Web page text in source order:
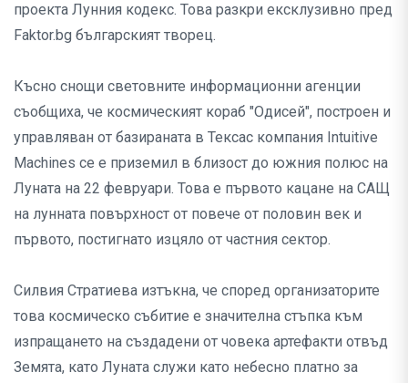
проекта Лунния кодекс. Това разкри ексклузивно пред
Faktor.bg българският творец.
Късно снощи световните информационни агенции
съобщиха, че космическият кораб "Одисей", построен и
управляван от базираната в Тексас компания Intuitive
Machines се е приземил в близост до южния полюс на
Луната на 22 февруари. Това е първото кацане на САЩ
на лунната повърхност от повече от половин век и
първото, постигнато изцяло от частния сектор.
Силвия Стратиева изтъкна, че според организаторите
това космическо събитие е значителна стъпка към
изпращането на създадени от човека артефакти отвъд
Земята, като Луната служи като небесно платно за